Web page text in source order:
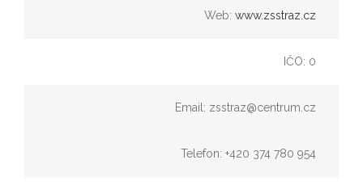
Web: www.zsstraz.cz
IČO: 0
Email: zsstraz@centrum.cz
Telefon: +420 374 780 954